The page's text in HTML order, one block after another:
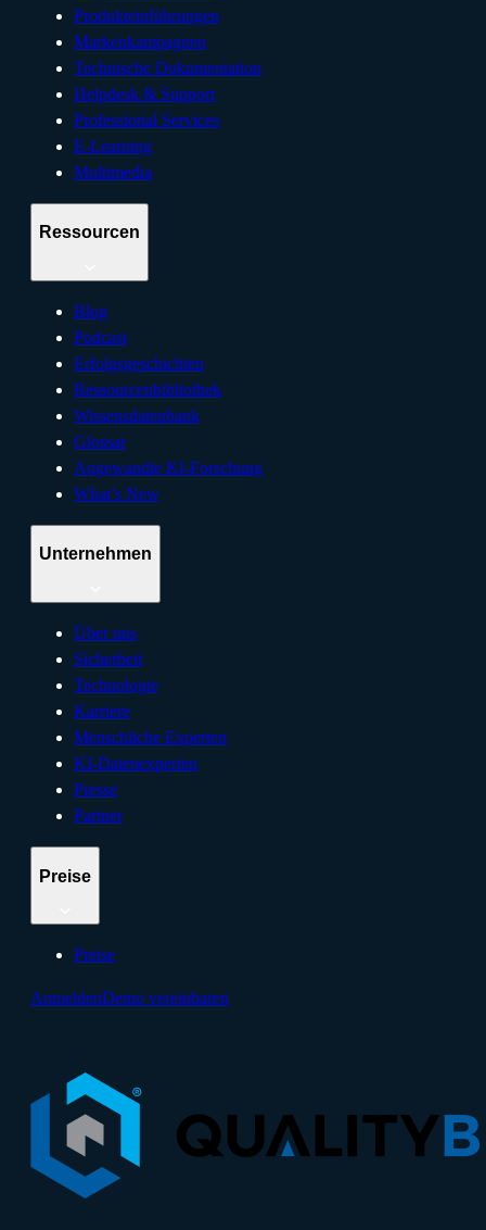
Produkteinführungen
Markenkampagnen
Technische Dokumentation
Helpdesk & Support
Professional Services
E-Learning
Multimedia
Ressourcen
Blog
Podcast
Erfolgsgeschichten
Ressourcenbibliothek
Wissensdatenbank
Glossar
Angewandte KI-Forschung
What’s New
Unternehmen
Über uns
Sicherheit
Technologie
Karriere
Menschliche Experten
KI-Datenexperten
Presse
Partner
Preise
Preise
AnmeldenDemo vereinbaren